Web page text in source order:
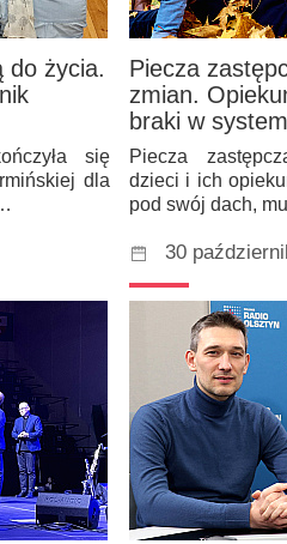
do życia.
się
dla
Piecza
zmian.
braki w
Piecza
dzieci i ich
pod swój dach,
30